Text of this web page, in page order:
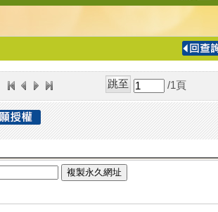
導
/1 頁
複製永久網址